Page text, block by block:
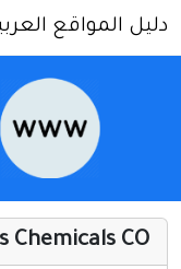
دليل المواقع
Chemicals CO